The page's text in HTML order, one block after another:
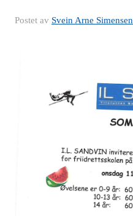
Postet av Svein Arne Simensen